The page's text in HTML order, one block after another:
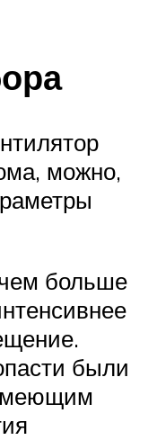
можно,
больше
были